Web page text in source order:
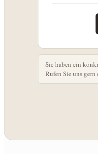
Sie haben ein
Rufen Sie uns